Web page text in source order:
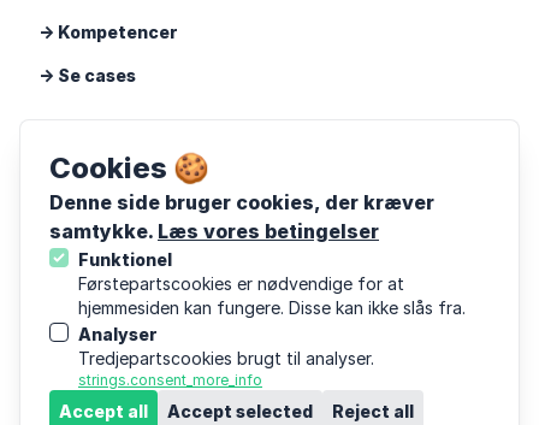
Cookies 🍪
Denne side bruger cookies, der kræver
samtykke. Læs vores betingelser
Funktionel
Førstepartscookies er nødvendige for at
hjemmesiden kan fungere. Disse kan ikke slås fra.
Analyser
Tredjepartscookies brugt til analyser.
strings.consent_more_info
Accept all Accept selected Reject all
-> Kompetencer
-> Se cases
Om Cand
Viden
Følg os på LinkedIn
Følg os på Instagram